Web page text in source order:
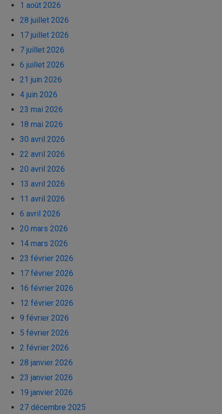
1 août 2026
28 juillet 2026
17 juillet 2026
7 juillet 2026
6 juillet 2026
21 juin 2026
4 juin 2026
23 mai 2026
18 mai 2026
30 avril 2026
22 avril 2026
20 avril 2026
13 avril 2026
11 avril 2026
6 avril 2026
20 mars 2026
14 mars 2026
23 février 2026
17 février 2026
16 février 2026
12 février 2026
9 février 2026
5 février 2026
2 février 2026
28 janvier 2026
23 janvier 2026
19 janvier 2026
27 décembre 2025